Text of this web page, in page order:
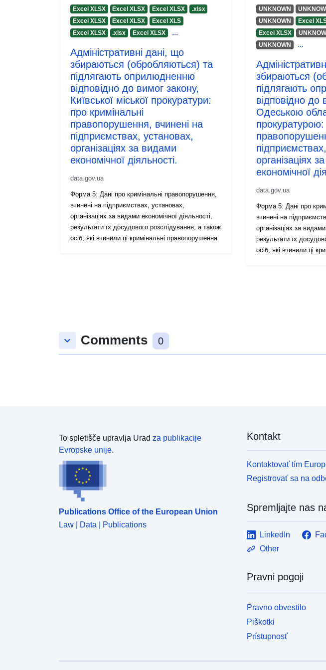
Excel XLSX Excel XLSX Excel XLSX
.xlsx
Excel XLSX
Excel XLSX
Excel XLS
Excel XLSX
.xlsx Excel XLSX ...
Адміністративні дані, що
збираються (обробляються) та
підлягають оприлюдненню
відповідно до вимог закону,
Київської міської прокуратури:
про кримінальні
правопорушення, вчинені на
підприємствах, установах,
організаціях за видами
економічної діяльності.
data.gov.ua
Форма 5: Дані про кримінальні правопорушення,
вчинені на підприємствах, установах,
організаціях за видами економічної діяльності,
результати їх досудового розслідування, а також
осіб, які вчинили ці кримінальні правопорушення
UNKNOWN
UNKNOWN
Excel
Excel XLSX
UNKNOWN
...
збираються
підлягають
відповідно до
Одеською
прокуратурою:
організаціях
економічної
data.gov.ua
Форма 5: Дані про
вчинені на
організаціях за
результати їх
осіб, які вчинили ці
keyboard_arrow_down Comments 0
To spletišče upravlja Urad za publikacije
Evropske unije.
Publications Office of the European Union
Law | Data | Publications
Kontakt
Kontaktovať tím
Registrovať sa na
Spremljajte nas
LinkedIn
Other
Pravni pogoji
Pravno obvestilo
Piškotki
Prístupnosť